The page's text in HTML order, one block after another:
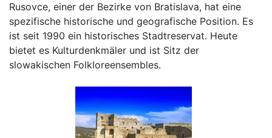
Rusovce, einer der Bezirke von Bratislava, hat eine
spezifische historische und geografische Position. Es
ist seit 1990 ein historisches Stadtreservat. Heute
bietet es Kulturdenkmäler und ist Sitz der
slowakischen Folkloreensembles.